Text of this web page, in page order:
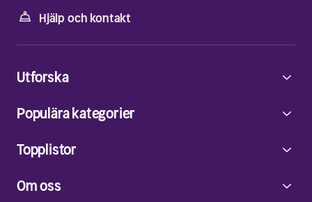
Hjälp och kontakt
Om oss
Utforska
Populära kategorier
Topplistor